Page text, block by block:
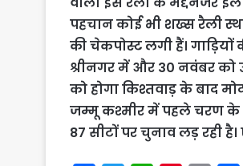
पहचान कोई भी शख्स रैली
की चेकपोस्ट लगी हैं। गाड़ियों
श्रीनगर में और 30 नवंबर को
को होगा किश्तवाड़ के बाद
जम्मू कश्मीर में पहले चरण के
87 सीटों पर चुनाव लड़ रही